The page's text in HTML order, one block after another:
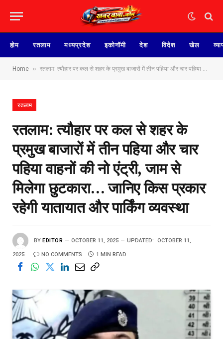
होम रतलाम मध्यप्रदेश इकोनॉमी देश विदेश खेल
Home » रतलाम: त्यौहार पर‌ कल से शहर के प्रमुख बाजारों में तीन पहिया और‌ चार पहिया वाहनों की नो एंट्री, जाम से मिलेगा छुटकारा… जानिए किस प्रकार रहेगी यातायात और पार्किंग व्यवस्था
रतलाम
रतलाम: त्यौहार पर‌ कल से शहर के
प्रमुख बाजारों में तीन पहिया और‌ चार
पहिया वाहनों की नो एंट्री, जाम से
मिलेगा छुटकारा… जानिए किस प्रकार
रहेगी यातायात और पार्किंग व्यवस्था
BY EDITOR OCTOBER 11, 2025 UPDATED: OCTOBER 11,
2025 NO COMMENTS 1 MIN READ